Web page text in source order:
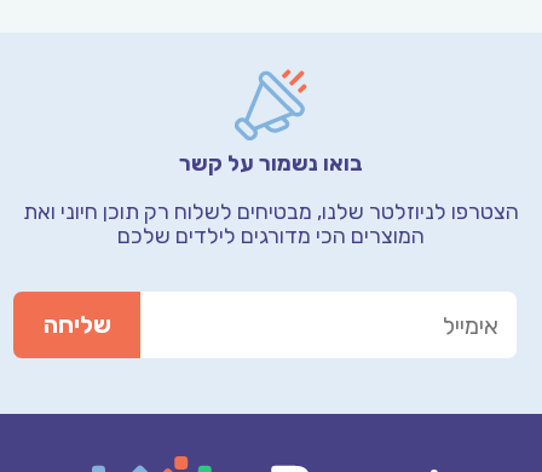
בואו נשמור על קשר
הצטרפו לניוזלטר שלנו, מבטיחים לשלוח רק תוכן חיוני ואת
המוצרים הכי מדורגים לילדים שלכם